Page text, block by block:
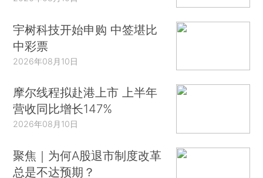
宇树科技开始申购 中签堪比
中彩票
2026年08月10日
摩尔线程拟赴港上市 上半年
营收同比增长147%
2026年08月10日
聚焦｜为何A股退市制度改革
总是不达预期？